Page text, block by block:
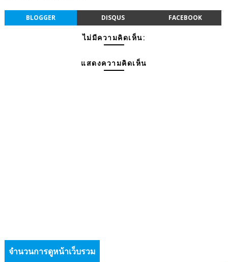
BLOGGER DISQUS FACEBOOK
ไม่มีความคิดเห็น:
แสดงความคิดเห็น
จำนวนการดูหน้าเว็บรวม